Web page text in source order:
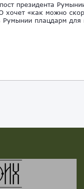
президента
«как можно
Румынии плацдарм для